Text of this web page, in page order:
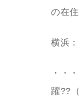
の在
横浜
・・
躍??